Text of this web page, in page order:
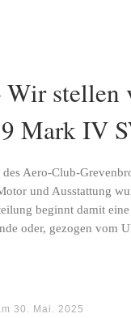
stellen
Mark IV
Aero-Club-
und Ausstattung
beginnt damit
oder, gezogen vom
30. Mai. 2025